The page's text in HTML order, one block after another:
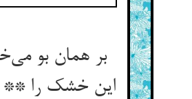
بر همان بو
این خشک را **